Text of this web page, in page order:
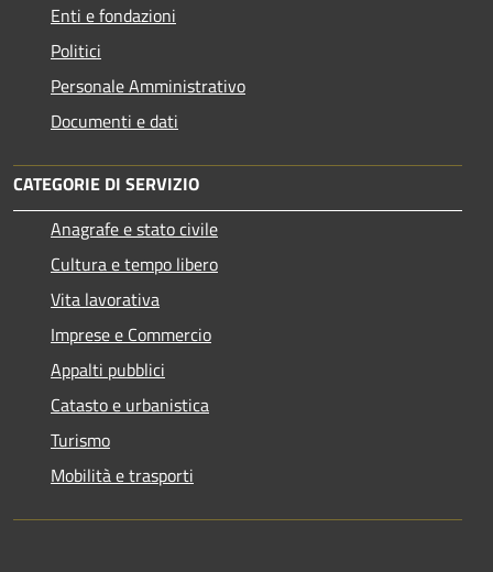
Enti e fondazioni
Politici
Personale Amministrativo
Documenti e dati
CATEGORIE DI SERVIZIO
Anagrafe e stato civile
Cultura e tempo libero
Vita lavorativa
Imprese e Commercio
Appalti pubblici
Catasto e urbanistica
Turismo
Mobilità e trasporti